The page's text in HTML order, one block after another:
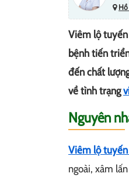
Viêm lộ tuyến
bệnh tiến
đến chất
về tình trạng
Nguyên
Viêm lộ
ngoài, xâm